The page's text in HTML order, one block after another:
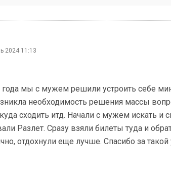
2024 11:13
года мы с мужем решили устроить себе
необходимость решения массы
сходить итд. Начали с мужем искать и
Разлет. Сразу взяли билеты туда и
отдохнули еще лучше. Спасибо за